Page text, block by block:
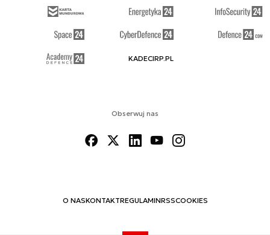
Obserwuj nas
O NASKONTAKTREGULAMINRSSCOOKIES
KADECIRP.PL